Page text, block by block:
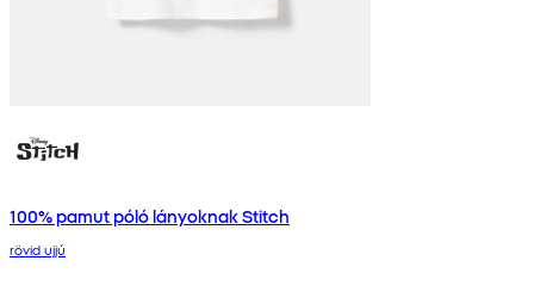
100% pamut póló lányoknak Stitch
rövid ujjú